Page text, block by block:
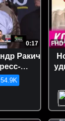
0:17
Ракич
300
54.9K
FHD